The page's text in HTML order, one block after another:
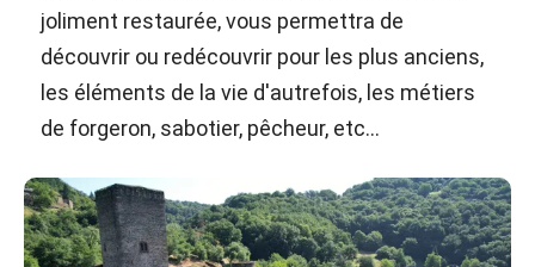
joliment restaurée, vous permettra de
découvrir ou redécouvrir pour les plus anciens,
les éléments de la vie d'autrefois, les métiers
de forgeron, sabotier, pêcheur, etc...